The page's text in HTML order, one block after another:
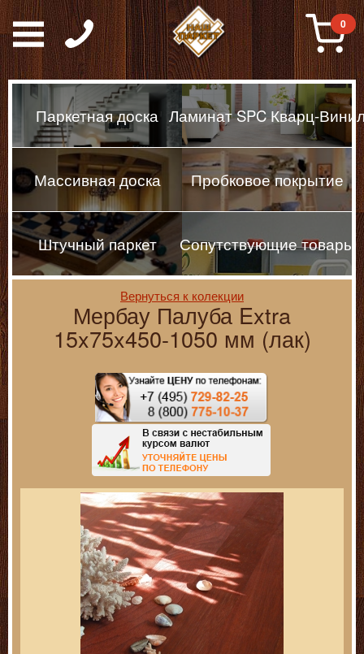
Паркет, Штучный
0
Паркетная доска Ламинат SPC Кварц-
Массивная доска Пробковое покрытие
Штучный паркет Сопутствующие товары
Мербау Палуба Extra
15x75x450-1050 мм (лак)
Вернуться к колекции